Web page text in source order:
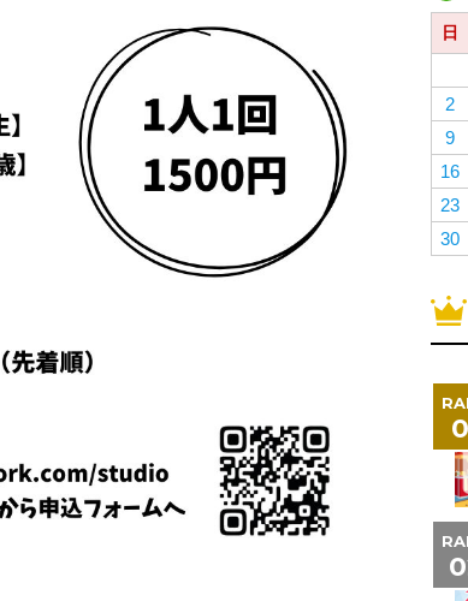
日
2
9
16
23
30